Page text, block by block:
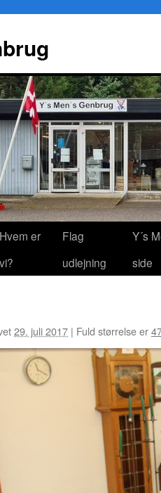
Hvem er
vi?
Flag
udlejning
Y´s
side
29. juli 2017 | Fuld størrelse er